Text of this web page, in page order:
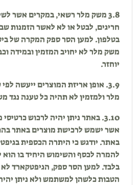
3.8 משק מלר רשאי, במקרים אשר
חריגים, לבטל או לא לאשר הזמנות
בטלפון. למען הסר ספק המקרה של
משק מלר לא יחויב המזמין ובמידה
יוחזר.
3.9. אופן אריזת המוצרים ייעשה
מלר ולמזמין לא תהיה כל טענה נגד
3.10. באתר ניתן יהיה לרכוש
אשר ישמש לרכישת מוצרים באתר
באתר. יודגש כי היתרה הכספית
להמרה לכסף והשימוש היחיד בו
בלבד. למען הסר ספק, הגיפטקארד לא
הטבות כלשהן למשתמש ולא ניתן